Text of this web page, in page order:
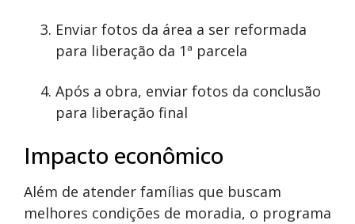
Enviar fotos da área a ser reformada
para liberação da 1ª parcela
Após a obra, enviar fotos da conclusão
para liberação final
Impacto econômico
Além de atender famílias que buscam
melhores condições de moradia, o programa